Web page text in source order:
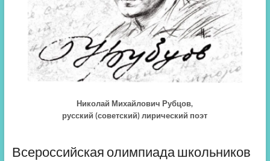
Николай Михайлович Рубцов,
русский (советский) лирический поэт
Всероссийская олимпиада школьников